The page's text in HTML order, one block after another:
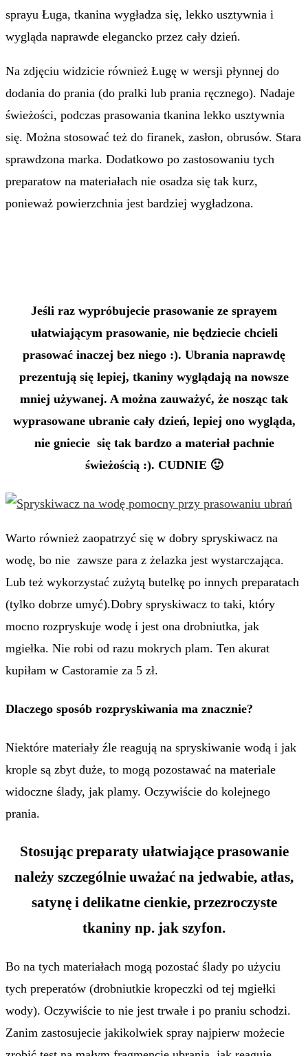
sprayu Ługa, tkanina wygładza się, lekko usztywnia i
wygląda naprawde elegancko przez cały dzień.
Na zdjęciu widzicie również Ługę w wersji płynnej do
dodania do prania (do pralki lub prania ręcznego). Nadaje
świeżości, podczas prasowania tkanina lekko usztywnia
się. Można stosować też do firanek, zasłon, obrusów. Stara
sprawdzona marka. Dodatkowo po zastosowaniu tych
preparatow na materiałach nie osadza się tak kurz,
ponieważ powierzchnia jest bardziej wygładzona.
Jeśli raz wypróbujecie prasowanie ze sprayem
ułatwiającym prasowanie, nie będziecie chcieli
prasować inaczej bez niego :). Ubrania naprawdę
prezentują się lepiej, tkaniny wyglądają na nowsze
mniej używanej. A można zauważyć, że nosząc tak
wyprasowane ubranie cały dzień, lepiej ono wygląda,
nie gniecie się tak bardzo a materiał pachnie
świeżością :). CUDNIE 🙂
Warto również zaopatrzyć się w dobry spryskiwacz na
wodę, bo nie zawsze para z żelazka jest wystarczająca.
Lub też wykorzystać zużytą butelkę po innych preparatach
(tylko dobrze umyć).Dobry spryskiwacz to taki, który
mocno rozpryskuje wodę i jest ona drobniutka, jak
mgiełka. Nie robi od razu mokrych plam. Ten akurat
kupiłam w Castoramie za 5 zł.
Dlaczego sposób rozpryskiwania ma znacznie?
Niektóre materiały źle reagują na spryskiwanie wodą i jak
krople są zbyt duże, to mogą pozostawać na materiale
widoczne ślady, jak plamy. Oczywiście do kolejnego
prania.
Stosując preparaty ułatwiające prasowanie
należy szczególnie uważać na jedwabie, atłas,
satynę i delikatne cienkie, przezroczyste
tkaniny np. jak szyfon.
Bo na tych materiałach mogą pozostać ślady po użyciu
tych preperatów (drobniutkie kropeczki od tej mgiełki
wody). Oczywiście to nie jest trwałe i po praniu schodzi.
Zanim zastosujecie jakikolwiek spray najpierw możecie